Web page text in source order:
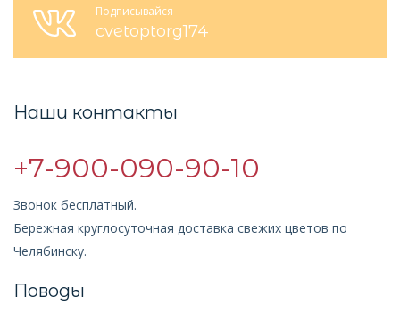
Подписывайся
cvetoptorg174
Наши контакты
+7-900-090-90-10
Звонок бесплатный.
Бережная круглосуточная доставка свежих цветов по
Челябинску.
Поводы